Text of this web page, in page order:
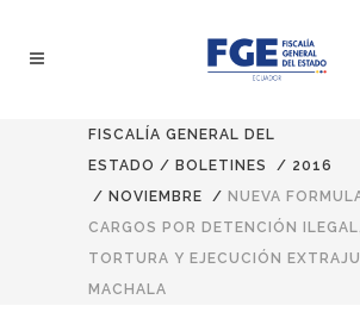
FISCALÍA GENERAL DEL
ESTADO / BOLETINES / 2016
/ NOVIEMBRE / NUEVA
CARGOS POR DETENCIÓN ILEGAL,
TORTURA Y EJECUCIÓN
MACHALA